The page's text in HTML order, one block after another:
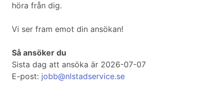
höra från dig.
Vi ser fram emot din ansökan!
Så ansöker du
Sista dag att ansöka är 2026-07-07
E-post: jobb@nlstadservice.se